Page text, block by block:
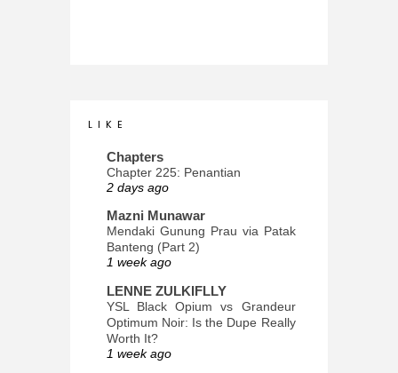
L I K E
Chapters
Chapter 225: Penantian
2 days ago
Mazni Munawar
Mendaki Gunung Prau via Patak
Banteng (Part 2)
1 week ago
LENNE ZULKIFLLY
YSL Black Opium vs Grandeur
Optimum Noir: Is the Dupe Really
Worth It?
1 week ago